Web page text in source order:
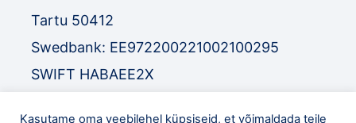
Tartu 50412
Swedbank: EE972200221002100295
SWIFT HABAEE2X
Kasutame oma veebilehel küpsiseid, et võimaldada teile